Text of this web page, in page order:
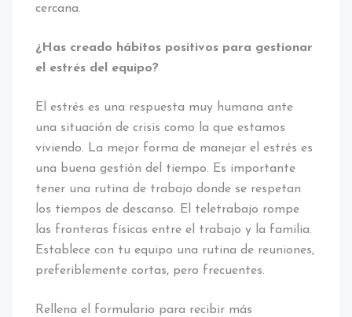
cercana.
¿Has creado hábitos positivos para gestionar
el estrés del equipo?
El estrés es una respuesta muy humana ante
una situación de crisis como la que estamos
viviendo. La mejor forma de manejar el estrés es
una buena gestión del tiempo. Es importante
tener una rutina de trabajo donde se respetan
los tiempos de descanso. El teletrabajo rompe
las fronteras físicas entre el trabajo y la familia.
Establece con tu equipo una rutina de reuniones,
preferiblemente cortas, pero frecuentes.
Rellena el formulario para recibir más